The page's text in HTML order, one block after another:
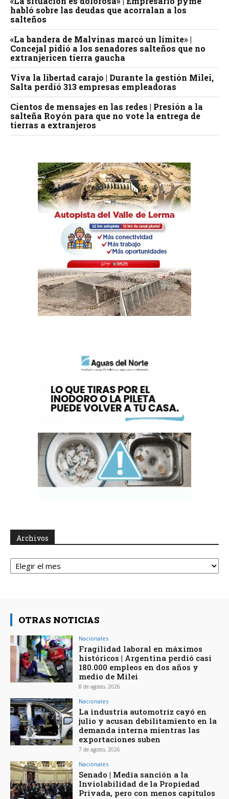
habló sobre las deudas que acorralan a los
salteños
«La bandera de Malvinas marcó un límite» |
Concejal pidió a los senadores salteños que no
extranjericen tierra gaucha
Viva la libertad carajo | Durante la gestión Milei,
Salta perdió 313 empresas empleadoras
Cientos de mensajes en las redes | Presión a la
salteña Royón para que no vote la entrega de
tierras a extranjeros
Archivos
Archivos
OTRAS NOTICIAS
Nacionales
Fragilidad laboral en máximos
históricos | Argentina perdió casi
180.000 empleos en dos años y
medio de Milei
8 de agosto, 2026
Nacionales
La industria automotriz cayó en
julio y acusan debilitamiento en la
demanda interna mientras las
exportaciones suben
7 de agosto, 2026
Nacionales
Senado | Media sanción a la
Inviolabilidad de la Propiedad
Privada, pero con menos capítulos